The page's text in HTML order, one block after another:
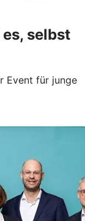
selbst
Event für junge